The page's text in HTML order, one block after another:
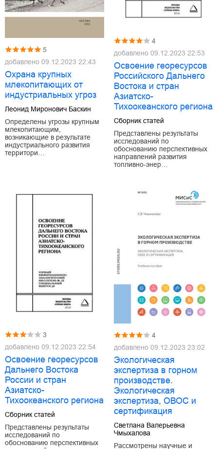
5
добавлено 09.12.2023 22:43
Охрана крупных
млекопитающих от
индустриальных угроз
Леонид Миронович Баскин
Определены угрозы крупным
млекопитающим,
возникающие в результате
индустриального развития
территори…
4
добавлено 09.12.2023 22:53
Освоение георесурсов
Российского Дальнего
Востока и стран
Азиатско-
Тихоокеанского региона
Сборник статей
Представлены результаты
исследований по
обоснованию перспективных
направлений развития
топливно-энер…
3
добавлено 09.12.2023 22:54
Освоение георесурсов
Дальнего Востока
России и стран
Азиатско-
Тихоокеанского региона
Сборник статей
Представлены результаты
исследований по
обоснованию перспективных
4
добавлено 09.12.2023 23:02
Экологическая
экспертиза в горном
производстве.
Экологическая
экспертиза, ОВОС и
сертификация
Светлана Валерьевна
Чмыхалова
Рассмотрены научные и